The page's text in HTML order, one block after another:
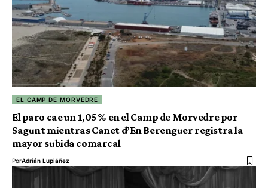
EL CAMP DE MORVEDRE
El paro cae un 1,05 % en el Camp de Morvedre por
Sagunt mientras Canet d’En Berenguer registra la
mayor subida comarcal
PorAdrián Lupiáñez